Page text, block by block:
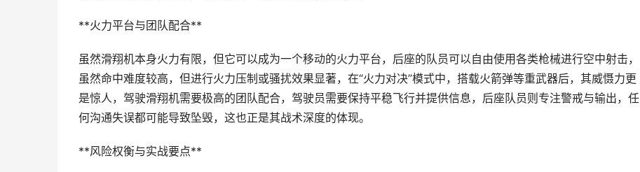
**火力平台与团队配合**
虽然滑翔机本身火力有限，但它可以成为一个移动的火力平台，后座的队员可以自由使用各类枪械进行空中射击，
虽然命中难度较高，但进行火力压制或骚扰效果显著，在“火力对决”模式中，搭载火箭弹等重武器后，其威慑力更
是惊人，驾驶滑翔机需要极高的团队配合，驾驶员需要保持平稳飞行并提供信息，后座队员则专注警戒与输出，任
何沟通失误都可能导致坠毁，这也正是其战术深度的体现。
**风险权衡与实战要点**